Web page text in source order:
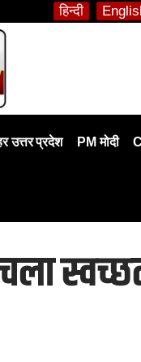
हिन्दी
उत्तर प्रदेश PM मोदी
चला